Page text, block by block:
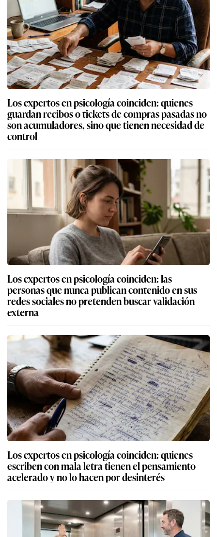
Los expertos en psicología coinciden: quienes
guardan recibos o tickets de compras pasadas no
son acumuladores, sino que tienen necesidad de
control
Los expertos en psicología coinciden: las
personas que nunca publican contenido en sus
redes sociales no pretenden buscar validación
externa
Los expertos en psicología coinciden: quienes
escriben con mala letra tienen el pensamiento
acelerado y no lo hacen por desinterés